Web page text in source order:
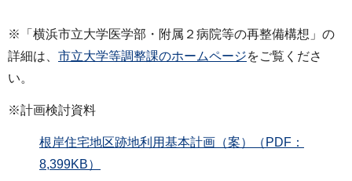
※「横浜市立大学医学部・附属２病院等の再整備構想」の
詳細は、 市立大学等調整課のホームページをご覧くださ
い。
※計画検討資料
根岸住宅地区跡地利用基本計画（案）（PDF：
8,399KB）